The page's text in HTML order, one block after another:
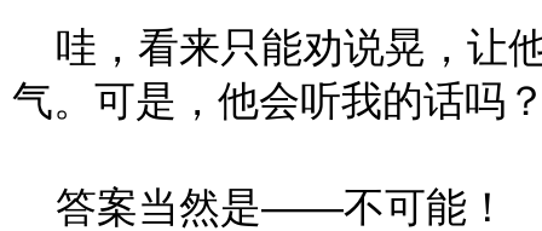
哇，看来只能劝说晃，让
气。可是，他会听我的话吗
答案当然是——不可能！